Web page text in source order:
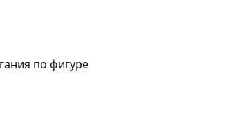
по фигуре